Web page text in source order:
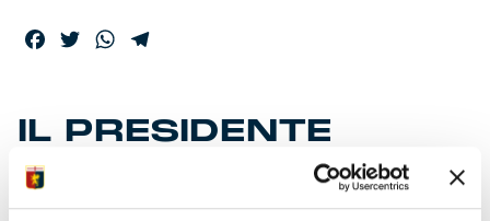
Facebook
TwitterWhatsApp
IL PRESIDENTE
ZANGRILLO: “LA
COSA PIÙ BELLA…”